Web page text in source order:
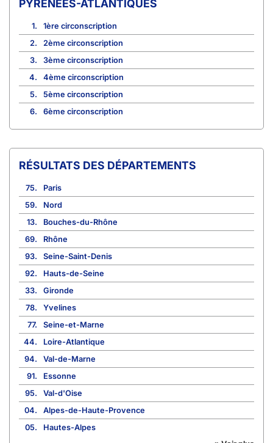
PYRÉNÉES-ATLANTIQUES
1.
1ère circonscription
2.
2ème circonscription
3.
3ème circonscription
4.
4ème circonscription
5.
5ème circonscription
6.
6ème circonscription
RÉSULTATS DES DÉPARTEMENTS
75.
Paris
59.
Nord
13.
Bouches-du-Rhône
69.
Rhône
93.
Seine-Saint-Denis
92.
Hauts-de-Seine
33.
Gironde
78.
Yvelines
77.
Seine-et-Marne
44.
Loire-Atlantique
94.
Val-de-Marne
91.
Essonne
95.
Val-d'Oise
04.
Alpes-de-Haute-Provence
05.
Hautes-Alpes